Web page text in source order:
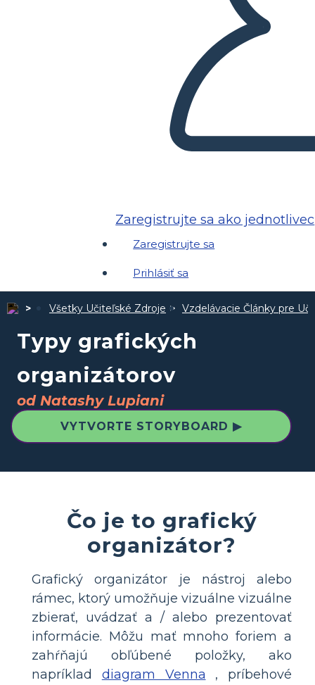
Zaregistrujte sa ako jednotlivec
Zaregistrujte sa
Prihlásiť sa
Všetky Učiteľské Zdroje Vzdelávacie Články pre
Typy grafických
organizátorov
od Natashy Lupiani
VYTVORTE STORYBOARD ▶
Čo je to grafický
organizátor?
Grafický organizátor je nástroj alebo
rámec, ktorý umožňuje vizuálne vizuálne
zbierať, uvádzať a / alebo prezentovať
informácie. Môžu mať mnoho foriem a
zahŕňajú obľúbené položky, ako
napríklad diagram Venna , príbehové